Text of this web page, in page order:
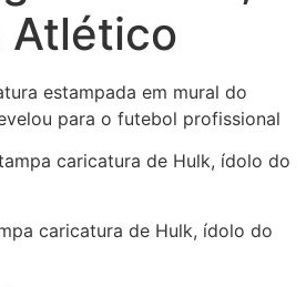
Atlético
estampada em mural do
para o futebol profissional
caricatura de Hulk, ídolo do